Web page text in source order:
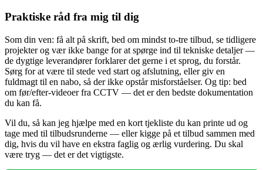
Praktiske råd fra mig til dig
Som din ven: få alt på skrift, bed om mindst to-tre tilbud, se tidligere
projekter og vær ikke bange for at spørge ind til tekniske detaljer —
de dygtige leverandører forklarer det gerne i et sprog, du forstår.
Sørg for at være til stede ved start og afslutning, eller giv en
fuldmagt til en nabo, så der ikke opstår misforståelser. Og tip: bed
om før/efter-videoer fra CCTV — det er den bedste dokumentation
du kan få.
Vil du, så kan jeg hjælpe med en kort tjekliste du kan printe ud og
tage med til tilbudsrunderne — eller kigge på et tilbud sammen med
dig, hvis du vil have en ekstra faglig og ærlig vurdering. Du skal
være tryg — det er det vigtigste.